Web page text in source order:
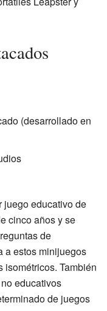
(desarrollado en
educativo de
cinco años y se
de
a estos minijuegos
isométricos. También
educativos
de juegos